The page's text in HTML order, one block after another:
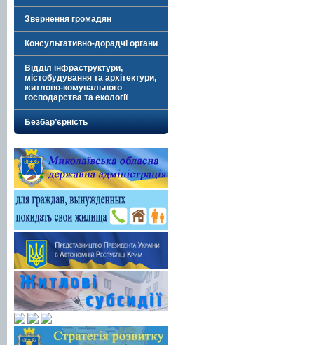
Звернення громадян
Консультативно-дорадчі органи
Відділ інфраструктури,
містобудування та архітектури,
житлово-комунального
господарства та екології
Безбар’єрність